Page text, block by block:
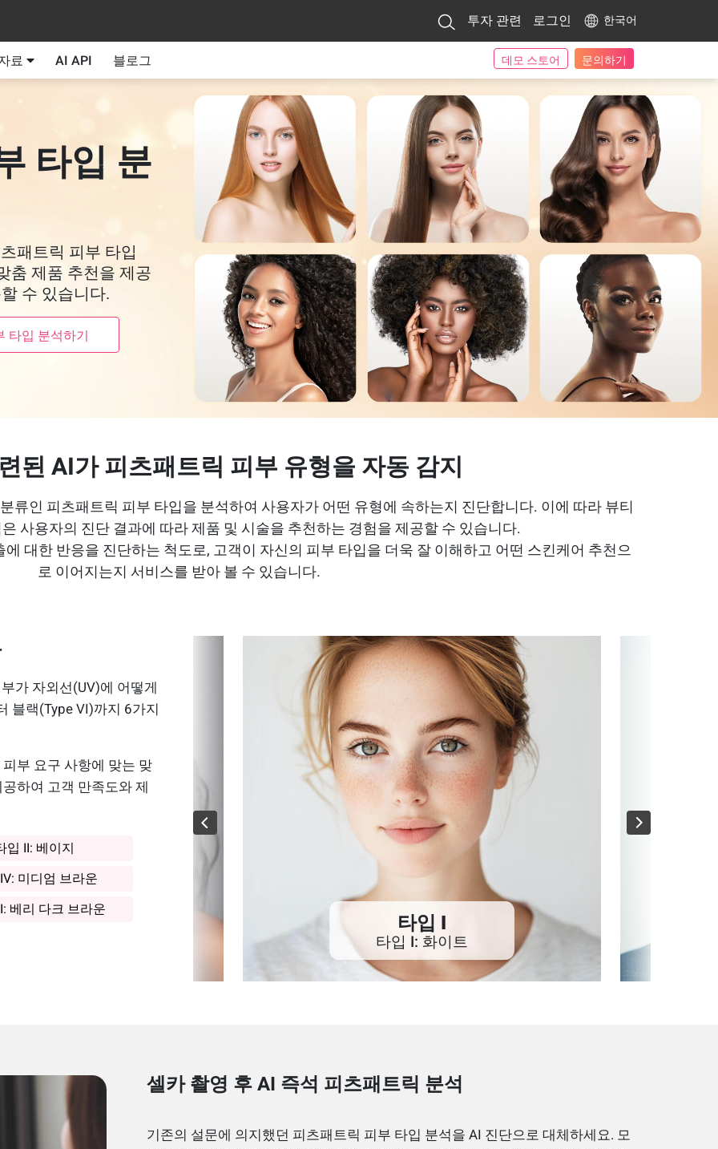
투자 관련 로그인 한국어
료 AI API 블로그 데모 스토어 문의하기
타입 분
패트릭 피부 타입
춤 제품 추천을 제공
수 있습니다.
타입 분석하기
된 AI가 피츠패트릭 피부 유형을 자동 감지
류인 피츠패트릭 피부 타입을 분석하여 사용자가 어떤 유형에 속하는지 진단합니다. 이에 따라 뷰티
사용자의 진단 결과에 따라 제품 및 시술을 추천하는 경험을 제공할 수 있습니다.
대한 반응을 진단하는 척도로, 고객이 자신의 피부 타입을 더욱 잘 이해하고 어떤 스킨케어 추천으
로 이어지는지 서비스를 받아 볼 수 있습니다.
가 자외선(UV)에 어떻게
블랙(Type VI)까지 6가지
부 요구 사항에 맞는 맞
하여 고객 만족도와 제
타입 II: 베이지
미디엄 브라운
베리 다크 브라운
타입 I 타입 II
타입 II: 베이지
셀카 촬영 후 AI 즉석 피츠패트릭 분석
기존의 설문에 의지했던 피츠패트릭 피부 타입 분석을 AI 진단으로 대체하세요. 모